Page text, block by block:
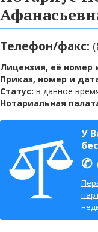
Телефон/факс:
Лицензия, её номер
Приказ, номер и
Статус: в данное
Нотариальная
У
✆